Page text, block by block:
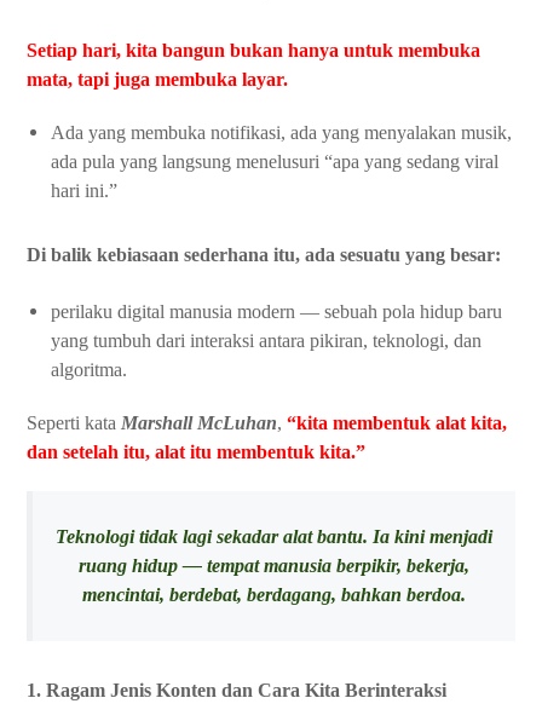
Setiap hari, kita bangun bukan hanya untuk membuka
mata, tapi juga membuka layar.
Ada yang membuka notifikasi, ada yang menyalakan musik,
ada pula yang langsung menelusuri “apa yang sedang viral
hari ini.”
Di balik kebiasaan sederhana itu, ada sesuatu yang besar:
perilaku digital manusia modern — sebuah pola hidup baru
yang tumbuh dari interaksi antara pikiran, teknologi, dan
algoritma.
Seperti kata Marshall McLuhan, “kita membentuk alat kita,
dan setelah itu, alat itu membentuk kita.”
Teknologi tidak lagi sekadar alat bantu. Ia kini menjadi
ruang hidup — tempat manusia berpikir, bekerja,
mencintai, berdebat, berdagang, bahkan berdoa.
1. Ragam Jenis Konten dan Cara Kita Berinteraksi